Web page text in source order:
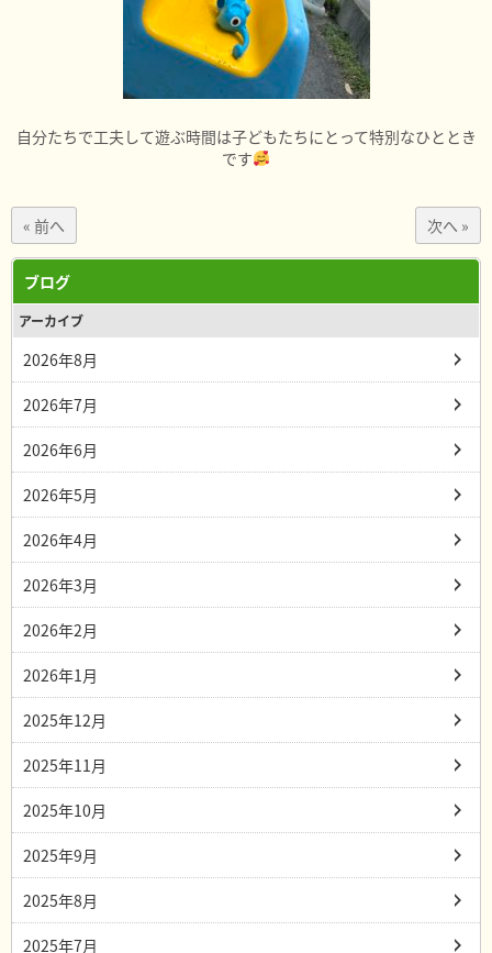
自分たちで工夫して遊ぶ時間は子どもたちにとって特別なひととき
です
« 前へ 次へ »
ブログ
アーカイブ
2026年8月
2026年7月
2026年6月
2026年5月
2026年4月
2026年3月
2026年2月
2026年1月
2025年12月
2025年11月
2025年10月
2025年9月
2025年8月
2025年7月